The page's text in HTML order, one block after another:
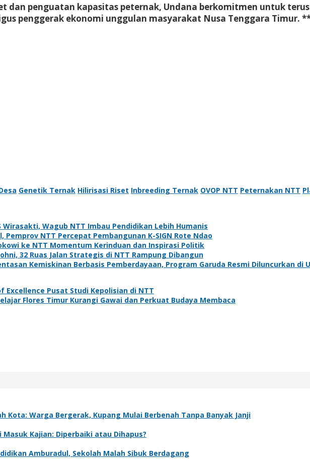
dan penguatan kapasitas peternak, Undana berkomitmen untuk
penggerak ekonomi unggulan masyarakat Nusa Tenggara Timur.
Genetik Ternak Hilirisasi Riset Inbreeding Ternak OVOP NTT Peternakan NTT
Wirasakti, Wagub NTT Imbau Pendidikan Lebih Humanis
NTT Percepat Pembangunan K-SIGN Rote Ndao
ke NTT Momentum Kerinduan dan Inspirasi Politik
32 Ruas Jalan Strategis di NTT Rampung Dibangun
Kemiskinan Berbasis Pemberdayaan, Program Garuda Resmi Diluncurkan di
Excellence Pusat Studi Kepolisian di NTT
Flores Timur Kurangi Gawai dan Perkuat Budaya Membaca
Kota: Warga Bergerak, Kupang Mulai Berbenah Tanpa Banyak Janji
Masuk Kajian: Diperbaiki atau Dihapus?
Amburadul, Sekolah Malah Sibuk Berdagang